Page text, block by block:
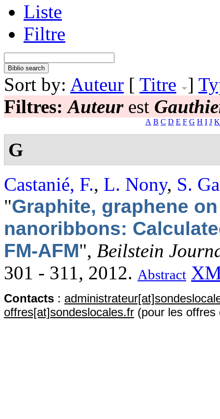
Liste
Filtre
Sort by: Auteur [ Titre ]
Filtres: Auteurest
A B C D E F G H I J K
G
Castanié, F., L. Nony, S.
"Graphite, graphene
nanoribbons:
FM-AFM", Beilstein
301 - 311, 2012. Abstract
Contacts :
offres[at]sondeslocales.fr (pour les offres